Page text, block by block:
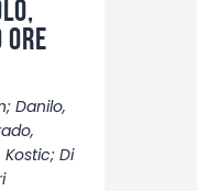
ore
Danilo,
Kostic; Di